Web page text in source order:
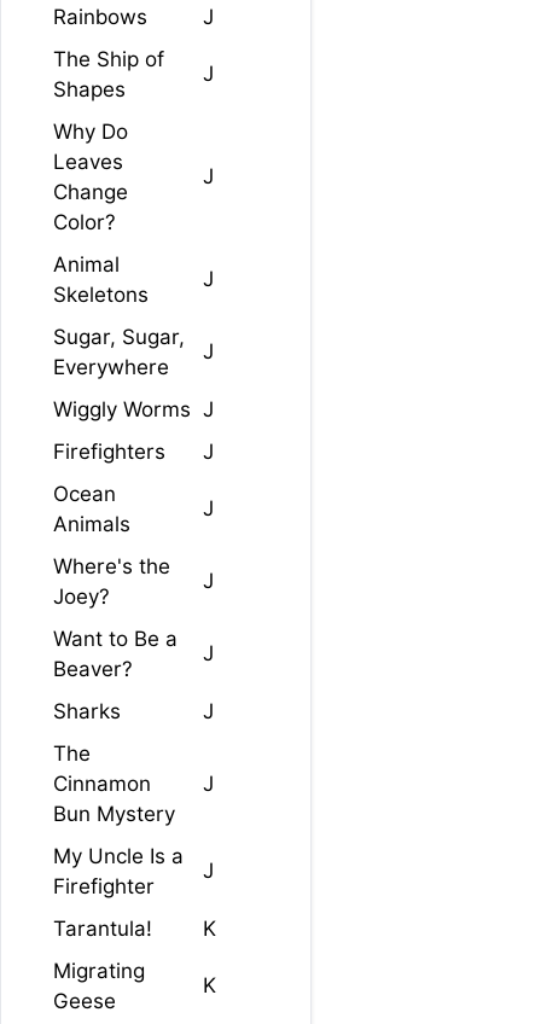
Rainbows
J
The Ship of
Shapes
J
Why Do
Leaves
Change
Color?
J
Animal
Skeletons
J
Sugar, Sugar,
Everywhere
J
Wiggly Worms J
Firefighters
J
Ocean
Animals
J
Where's the
Joey?
J
Want to Be a
Beaver?
J
Sharks
J
The
Cinnamon
Bun Mystery
J
My Uncle Is a
Firefighter
J
Tarantula!
K
Migrating
Geese
K